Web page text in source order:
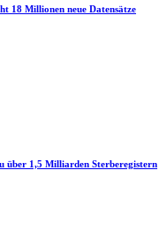
18 Millionen neue Datensätze
über 1,5 Milliarden Sterberegistern